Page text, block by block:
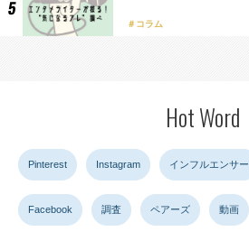
コラム
Hot Word
Pinterest Instagram インフルエンサー
Facebook 調査 ペアーズ 動画